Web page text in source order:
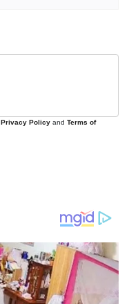
Privacy Policy and Terms of